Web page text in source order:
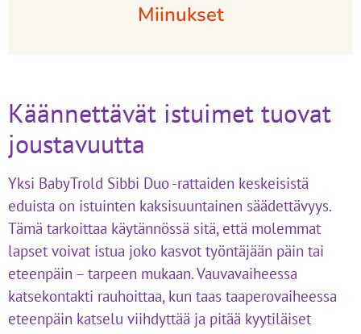
Miinukset
Käännettävät istuimet tuovat
joustavuutta
Yksi BabyTrold Sibbi Duo -rattaiden keskeisistä
eduista on istuinten kaksisuuntainen säädettävyys.
Tämä tarkoittaa käytännössä sitä, että molemmat
lapset voivat istua joko kasvot työntäjään päin tai
eteenpäin – tarpeen mukaan. Vauvavaiheessa
katsekontakti rauhoittaa, kun taas taaperovaiheessa
eteenpäin katselu viihdyttää ja pitää kyytiläiset